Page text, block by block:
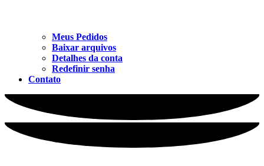
Meus Pedidos
Baixar arquivos
Detalhes da conta
Redefinir senha
Contato